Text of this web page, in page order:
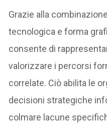
Grazie alla
tecnologica e forma
consente di
valorizzare i percorsi
correlate. Ciò abilita le
decisioni strategiche
colmare lacune